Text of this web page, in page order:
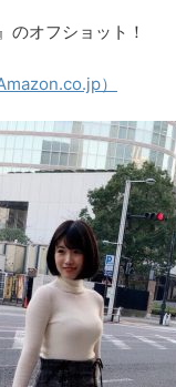
のオフショット！
）